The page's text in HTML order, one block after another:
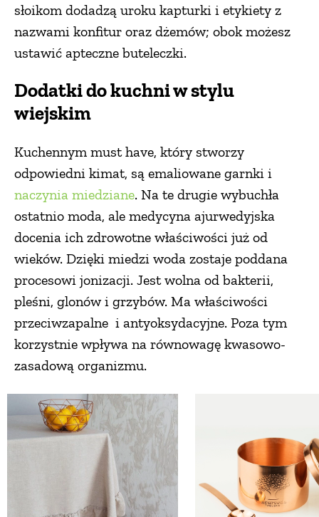
słoikom dodadzą uroku kapturki i etykiety z
nazwami konfitur oraz dżemów; obok możesz
ustawić apteczne buteleczki.
Dodatki do kuchni w stylu
wiejskim
Kuchennym must have, który stworzy
odpowiedni kimat, są emaliowane garnki i
naczynia miedziane. Na te drugie wybuchła
ostatnio moda, ale medycyna ajurwedyjska
docenia ich zdrowotne właściwości już od
wieków. Dzięki miedzi woda zostaje poddana
procesowi jonizacji. Jest wolna od bakterii,
pleśni, glonów i grzybów. Ma właściwości
przeciwzapalne i antyoksydacyjne. Poza tym
korzystnie wpływa na równowagę kwasowo-
zasadową organizmu.